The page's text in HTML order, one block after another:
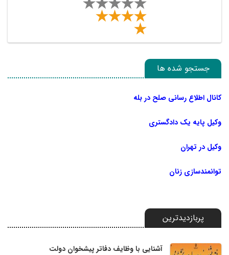
جستجو شده ها
کانال اطلاع رسانی صلح در بله
وکیل پایه یک دادگستری
وکیل در تهران
توانمندسازی زنان
پربازدیدترین
آشنایی با وظایف دفاتر پیشخوان دولت